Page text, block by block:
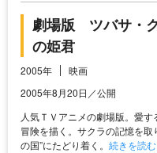
劇場版 ツバサ・
の姫君
2005年
映画
2005年8月20日／公開
人気ＴＶアニメの劇場版。愛
冒険を描く。サクラの記憶を
の国”にたどり着く。 続きを読む